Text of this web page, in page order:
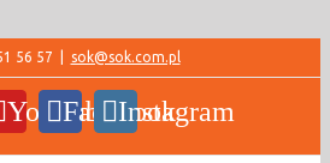
56 57 sok@sok.com.pl
YouTubeFacebookInstagram